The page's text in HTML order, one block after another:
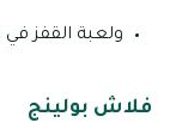
ولعبة القفز في
فلاش بولينج